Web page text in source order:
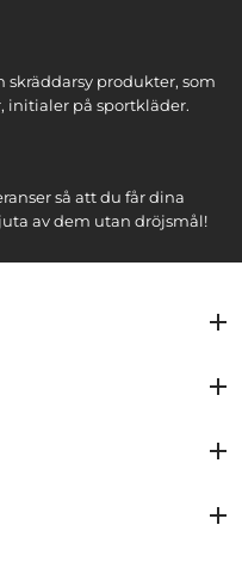
skräddarsy produkter, som
initialer på sportkläder.
så att du får dina
av dem utan dröjsmål!